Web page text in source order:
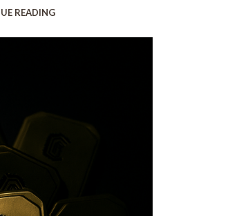
READING